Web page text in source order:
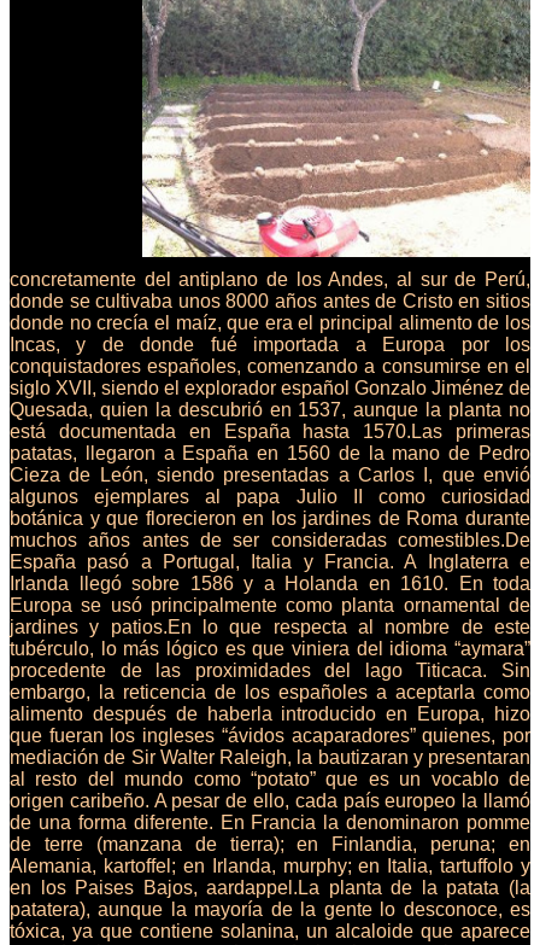
concretamente del antiplano de los Andes, al sur de Perú,
donde se cultivaba unos 8000 años antes de Cristo en sitios
donde no crecía el maíz, que era el principal alimento de los
Incas, y de donde fué importada a Europa por los
conquistadores españoles, comenzando a consumirse en el
siglo XVII, siendo el explorador español Gonzalo Jiménez de
Quesada, quien la descubrió en 1537, aunque la planta no
está documentada en España hasta 1570.Las primeras
patatas, llegaron a España en 1560 de la mano de Pedro
Cieza de León, siendo presentadas a Carlos I, que envió
algunos ejemplares al papa Julio II como curiosidad
botánica y que florecieron en los jardines de Roma durante
muchos años antes de ser consideradas comestibles.De
España pasó a Portugal, Italia y Francia. A Inglaterra e
Irlanda llegó sobre 1586 y a Holanda en 1610. En toda
Europa se usó principalmente como planta ornamental de
jardines y patios.En lo que respecta al nombre de este
tubérculo, lo más lógico es que viniera del idioma “aymara”
procedente de las proximidades del lago Titicaca. Sin
embargo, la reticencia de los españoles a aceptarla como
alimento después de haberla introducido en Europa, hizo
que fueran los ingleses “ávidos acaparadores” quienes, por
mediación de Sir Walter Raleigh, la bautizaran y presentaran
al resto del mundo como “potato” que es un vocablo de
origen caribeño. A pesar de ello, cada país europeo la llamó
de una forma diferente. En Francia la denominaron pomme
de terre (manzana de tierra); en Finlandia, peruna; en
Alemania, kartoffel; en Irlanda, murphy; en Italia, tartuffolo y
en los Paises Bajos, aardappel.La planta de la patata (la
patatera), aunque la mayoría de la gente lo desconoce, es
tóxica, ya que contiene solanina, un alcaloide que aparece